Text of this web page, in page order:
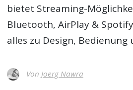
bietet Streaming-
Bluetooth, AirPlay &
alles zu Design, Bedienung
Von Joerg Nawra